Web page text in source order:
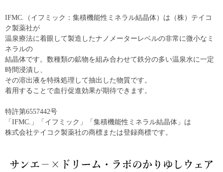
IFMC.（イフミック：集積機能性ミネラル結晶体）は（株）テイコ
ク製薬社が
温泉療法に着眼して製造したナノメーターレベルの非常に微小なミ
ネラルの
結晶体です。数種類の鉱物を組み合わせて鉄分の多い温泉水に一定
時間浸漬し、
その溶出液を特殊処理して抽出した物質です。
着用することで血行促進効果が期待できます。
特許第6557442号
「IFMC.」「イフミック」「集積機能性ミネラル結晶体」は
株式会社テイコク製薬社の商標または登録商標です。